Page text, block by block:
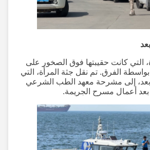
التي كانت حقيبتها فوق الصخور على
الفرق. تم نقل جثة المرأة، التي
بعد، إلى مشرحة معهد الطب الشرعي
أعمال مسرح الجريمة.